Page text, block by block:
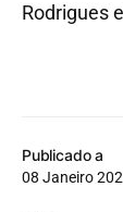
Publicado a
08 Janeiro
Rodrigues